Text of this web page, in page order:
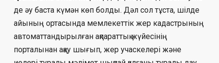
де әу баста күмән көп болды. Дәл сол тұста, шіл­де
айының ортасында мемлекеттік жер ка­дастры­ның
автоматтандырылған ақпарат­тық жүйесінің
порталынан ақау шығып, жер учаскелері және